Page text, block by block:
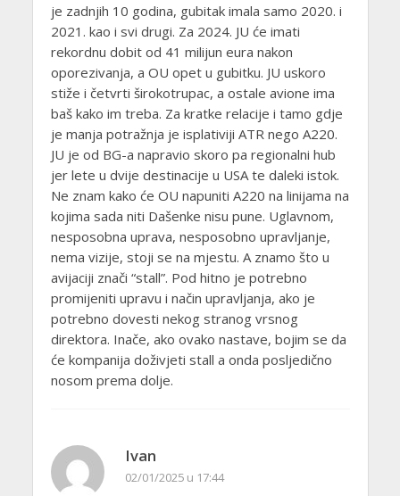
je zadnjih 10 godina, gubitak imala samo 2020. i
2021. kao i svi drugi. Za 2024. JU će imati
rekordnu dobit od 41 milijun eura nakon
oporezivanja, a OU opet u gubitku. JU uskoro
stiže i četvrti širokotrupac, a ostale avione ima
baš kako im treba. Za kratke relacije i tamo gdje
je manja potražnja je isplativiji ATR nego A220.
JU je od BG-a napravio skoro pa regionalni hub
jer lete u dvije destinacije u USA te daleki istok.
Ne znam kako će OU napuniti A220 na linijama na
kojima sada niti Dašenke nisu pune. Uglavnom,
nesposobna uprava, nesposobno upravljanje,
nema vizije, stoji se na mjestu. A znamo što u
avijaciji znači “stall”. Pod hitno je potrebno
promijeniti upravu i način upravljanja, ako je
potrebno dovesti nekog stranog vrsnog
direktora. Inače, ako ovako nastave, bojim se da
će kompanija doživjeti stall a onda posljedično
nosom prema dolje.
Ivan
02/01/2025 u 17:44